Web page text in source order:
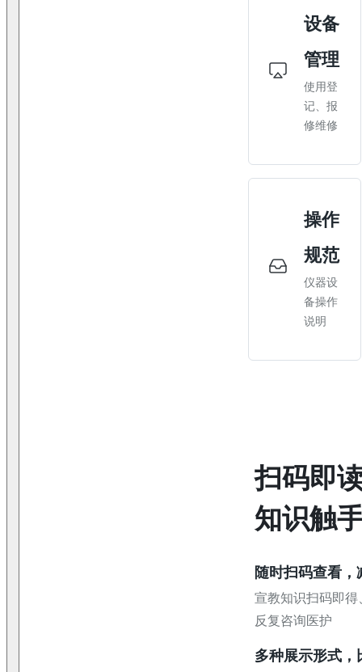
设备
管理
使用登
记、报
修维修
操作
规范
仪器设
备操作
说明
扫码即
知识触
随时扫码查看
宣教知识扫码即
反复咨询医护
多种展示形式，